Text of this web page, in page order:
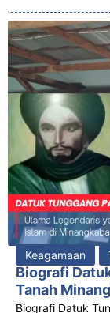
Keagamaan
Biografi
Tanah
Biografi Datuk